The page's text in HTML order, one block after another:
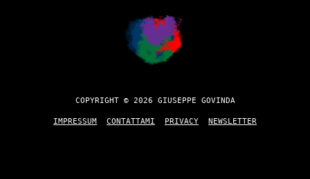
COPYRIGHT © 2026 GIUSEPPE GOVINDA
IMPRESSUM CONTATTAMI PRIVACY NEWSLETTER